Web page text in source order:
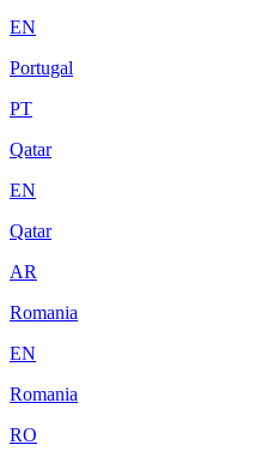
EN
Portugal
PT
Qatar
EN
Qatar
AR
Romania
EN
Romania
RO